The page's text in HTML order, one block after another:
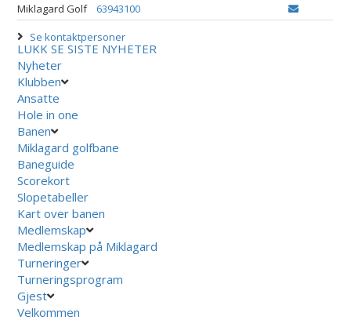
Miklagard Golf
63943100
Se kontaktpersoner
LUKK SE SISTE NYHETER
Nyheter
Klubben
Ansatte
Hole in one
Banen
Miklagard golfbane
Baneguide
Scorekort
Slopetabeller
Kart over banen
Medlemskap
Medlemskap på Miklagard
Turneringer
Turneringsprogram
Gjest
Velkommen